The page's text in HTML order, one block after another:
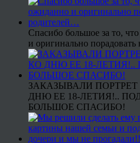
Спасибо большое за то,
и оригинально
ЗАКАЗЫВАЛИ
ДНЮ ЕЕ 18-ЛЕТИЯ!..
БОЛЬШОЕ СПАСИБО!